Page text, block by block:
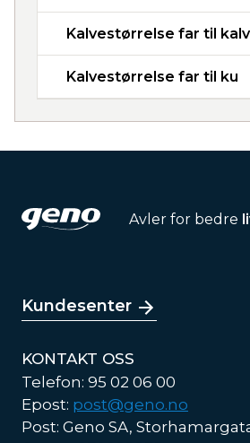
Kalvestørrelse far til kalv
Kalvestørrelse far til ku
Avler for bedre
Kundesenter
KONTAKT OSS
Telefon: 95 02 06 00
Epost: post@geno.no
Post: Geno SA,